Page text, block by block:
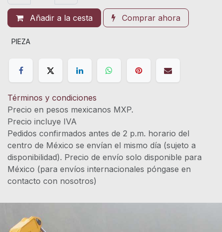
Añadir a la cesta Comprar ahora
PIEZA
Términos y condiciones
Precio en pesos mexicanos MXP.
Precio incluye IVA
Pedidos confirmados antes de 2 p.m. horario del
centro de México se envían el mismo día (sujeto a
disponibilidad). Precio de envío solo disponible para
México (para envíos internacionales póngase en
contacto con nosotros)